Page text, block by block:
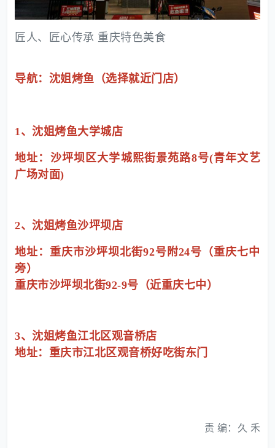
匠人、匠心传承 重庆特色美食
导航：沈姐烤鱼（选择就近门店）
1、沈姐烤鱼大学城店
地址：沙坪坝区大学城熙街景苑路8号(青年文艺
广场对面)
2、沈姐烤鱼沙坪坝店
地址：重庆市沙坪坝北街92号附24号（重庆七中
旁）
重庆市沙坪坝北街92-9号（近重庆七中）
3、沈姐烤鱼江北区观音桥店
地址：重庆市江北区观音桥好吃街东门
责 编：久 禾